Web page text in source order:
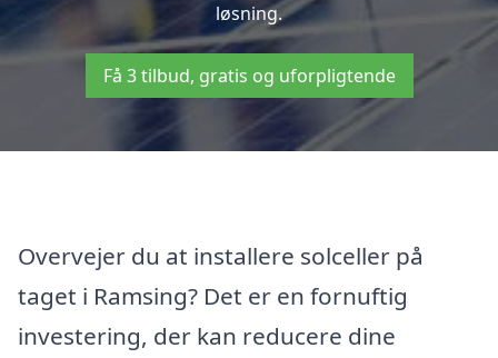
løsning.
Få 3 tilbud, gratis og uforpligtende
Overvejer du at installere solceller på
taget i Ramsing? Det er en fornuftig
investering, der kan reducere dine